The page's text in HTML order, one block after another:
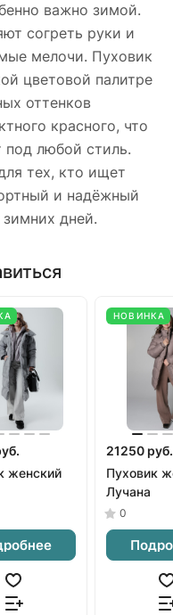
важно зимой.
согреть руки и
мелочи. Пуховик
цветовой палитре
оттенков
красного, что
под любой стиль.
тех, кто ищет
и надёжный
дней.
женский
НОВИНКА
21250 руб.
Пуховик
Лучана
0